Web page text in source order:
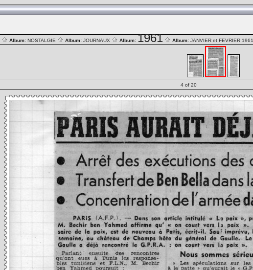
Album: NOSTALGIE Album: JOURNAUX Album: 1961 Album: JANVIER et FEVRIER 1961
4 of 20